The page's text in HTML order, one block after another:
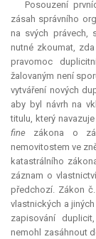
Posouzení
zásah správního
na svých právech,
nutné zkoumat,
pravomoc
žalovaným není
vytváření nových
aby byl návrh na
titulu, který
fine zákona o
nemovitostem ve
katastrálního
záznam o
předchozí. Zákon
vlastnických a
zapisování
nemohl zasáhnout